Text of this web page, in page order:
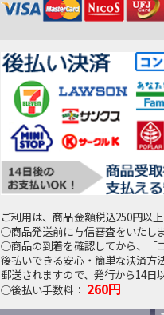
ご利用は、商品金額税込250円以上
○商品発送前に与信審査をいたしま
○商品の到着を確認してから、「
後払いできる安心・簡単な決済方
郵送されますので、発行から14日
○後払い手数料： 260円